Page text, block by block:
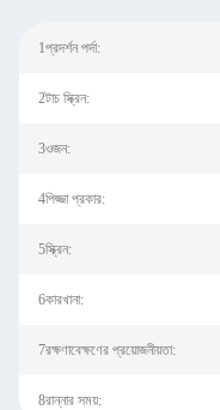
1প্রদর্শন পর্দা:
2টাচ স্ক্রিন:
3ওজন:
4পিজ্জা প্রকার:
5স্ক্রিন:
6কারখানা:
7রক্ষণাবেক্ষণের প্রয়োজনীয়তা:
8রান্নার সময়: